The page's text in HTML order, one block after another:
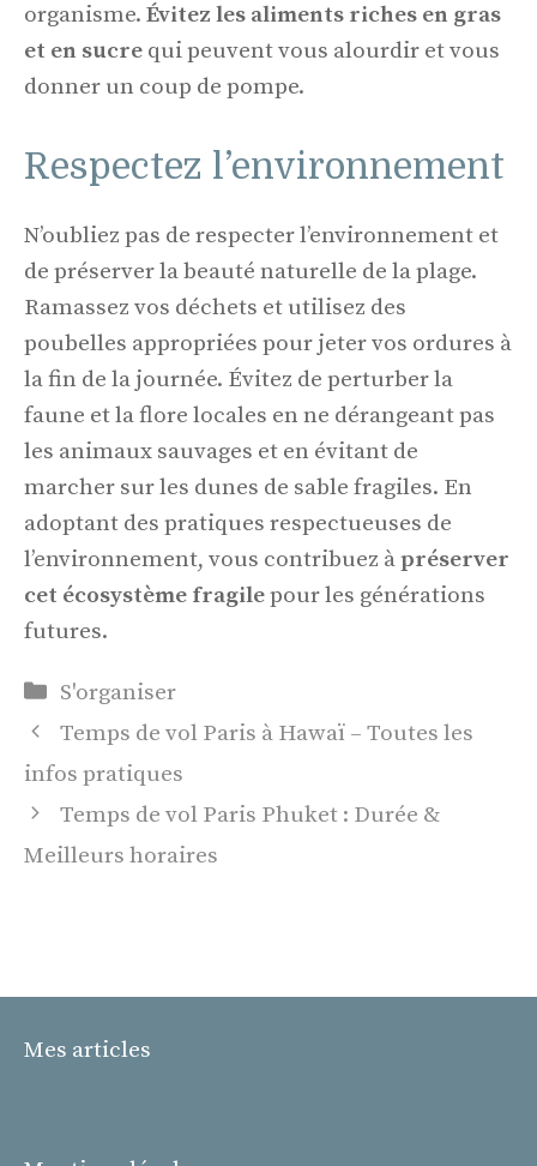
organisme. Évitez les aliments riches en gras
et en sucre qui peuvent vous alourdir et vous
donner un coup de pompe.
Respectez l’environnement
N’oubliez pas de respecter l’environnement et
de préserver la beauté naturelle de la plage.
Ramassez vos déchets et utilisez des
poubelles appropriées pour jeter vos ordures à
la fin de la journée. Évitez de perturber la
faune et la flore locales en ne dérangeant pas
les animaux sauvages et en évitant de
marcher sur les dunes de sable fragiles. En
adoptant des pratiques respectueuses de
l’environnement, vous contribuez àpréserver
cet écosystème fragilepour les générations
futures.
Catégories
S'organiser
Temps de vol Paris à Hawaï – Toutes les
infos pratiques
Temps de vol Paris Phuket : Durée &
Meilleurs horaires
Mes articles